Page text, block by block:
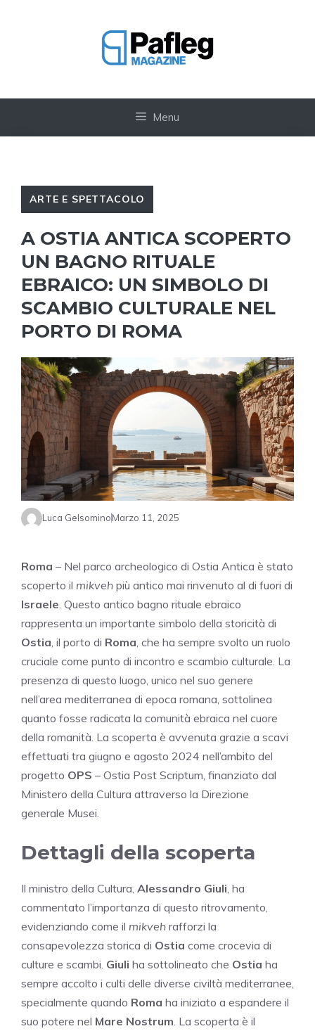
Menu
ARTE E SPETTACOLO
A OSTIA ANTICA SCOPERTO
UN BAGNO RITUALE
EBRAICO: UN SIMBOLO DI
SCAMBIO CULTURALE NEL
PORTO DI ROMA
Luca GelsominoMarzo 11, 2025
Roma – Nel parco archeologico di Ostia Antica è stato
scoperto il mikveh più antico mai rinvenuto al di fuori di
Israele . Questo antico bagno rituale ebraico
rappresenta un importante simbolo della storicità di
Ostia , il porto di Roma , che ha sempre svolto un ruolo
cruciale come punto di incontro e scambio culturale. La
presenza di questo luogo, unico nel suo genere
nell’area mediterranea di epoca romana, sottolinea
quanto fosse radicata la comunità ebraica nel cuore
della romanità. La scoperta è avvenuta grazie a scavi
effettuati tra giugno e agosto 2024 nell’ambito del
progetto OPS – Ostia Post Scriptum, finanziato dal
Ministero della Cultura attraverso la Direzione
generale Musei.
Dettagli della scoperta
Il ministro della Cultura, Alessandro Giuli , ha
commentato l’importanza di questo ritrovamento,
evidenziando come il mikveh rafforzi la
consapevolezza storica di Ostia come crocevia di
culture e scambi. Giuli ha sottolineato che Ostia ha
sempre accolto i culti delle diverse civiltà mediterranee,
specialmente quando Roma ha iniziato a espandere il
suo potere nel Mare Nostrum . La scoperta è il